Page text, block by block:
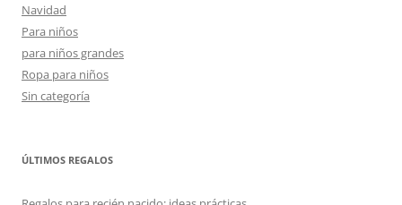
Navidad
Para niños
para niños grandes
Ropa para niños
Sin categoría
ÚLTIMOS REGALOS